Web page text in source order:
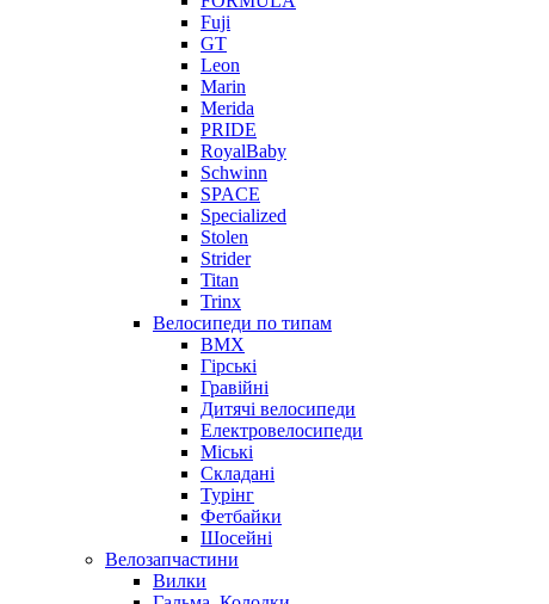
Fuji
GT
Leon
Marin
Merida
PRIDE
RoyalBaby
Schwinn
SPACE
Specialized
Stolen
Strider
Titan
Trinx
Велосипеди по типам
BMX
Гірські
Гравійні
Дитячі велосипеди
Електровелосипеди
Міські
Складані
Турінг
Фетбайки
Шосейні
Велозапчастини
Вилки